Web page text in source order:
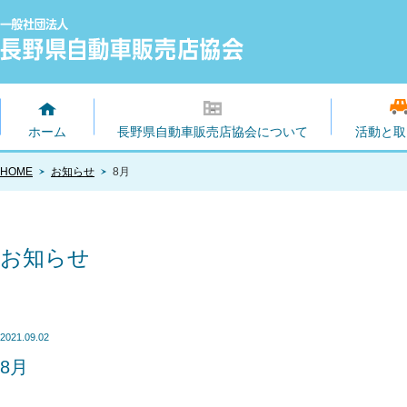
ホーム 長野県自動車販売店協会について 活動と
HOME お知らせ 8月
お知らせ
2021.09.02
8月